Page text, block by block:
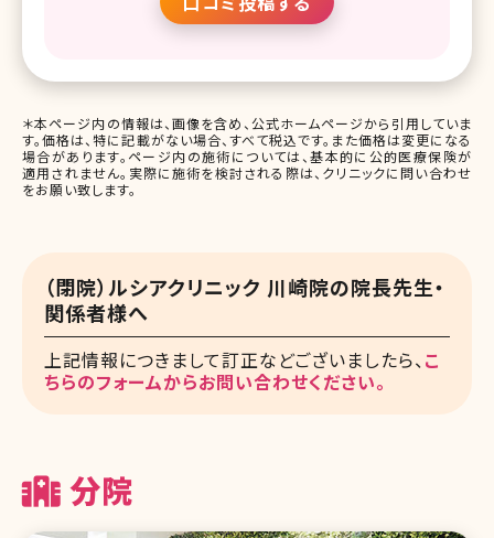
＊本ページ内の情報は、画像を含め、公式ホームページから引用していま
す。価格は、特に記載がない場合、すべて税込です。また価格は変更になる
場合があります。ページ内の施術については、基本的に公的医療保険が
適用されません。実際に施術を検討される際は、クリニックに問い合わせ
をお願い致します。
（閉院）ルシアクリニック 川崎院の院長先生・
関係者様へ
上記情報につきまして訂正などございましたら、こ
ちらのフォームからお問い合わせください。
分院